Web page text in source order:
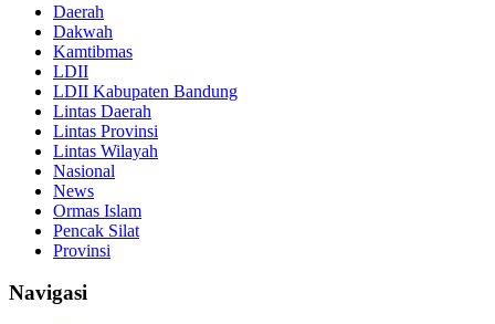
Daerah
Dakwah
Kamtibmas
LDII
LDII Kabupaten Bandung
Lintas Daerah
Lintas Provinsi
Lintas Wilayah
Nasional
News
Ormas Islam
Pencak Silat
Provinsi
Navigasi